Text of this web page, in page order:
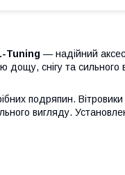
Tuning — надійний
дощу, снігу та сильного
подряпин.
вигляду.